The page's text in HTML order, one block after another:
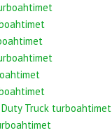
Truck turboahtimet